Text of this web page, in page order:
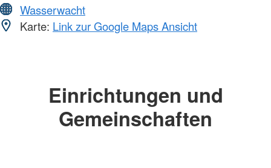
Wasserwacht
Karte: Link zur Google Maps Ansicht
Einrichtungen und
Gemeinschaften